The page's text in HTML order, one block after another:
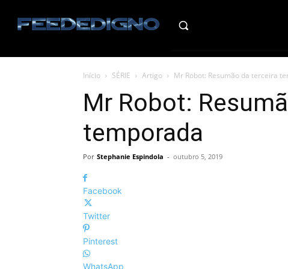
Início SÉRIE Artigo Mr Robot: Resumão da terceira
Mr Robot:
temporada
Por Stephanie Espindola - outubro 5, 2019
Facebook
Twitter
Pinterest
WhatsApp